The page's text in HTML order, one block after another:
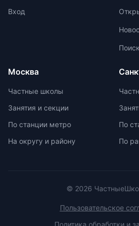
свои навыки и интересы.
соревнований, включая
тренировочные сборы,
интенсивные занятия,
индивидуальные консультации.
Участие в международных
новый опыт, пройти серьезную
Вход
Поиск
Москва
Частные школы
Занятия и секции
По станции метро
На округу и району
По
По
© 2026
Пользовательское
Политика обработки и